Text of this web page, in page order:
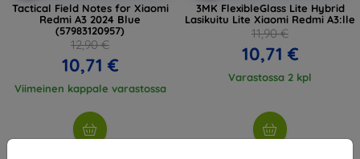
Tactical Field Notes for Xiaomi
Redmi A3 2024 Blue
(57983120957)
12,90 €
10,71 €
Viimeinen kappale varastossa
3MK FlexibleGlass Lite Hybrid
Lasikuitu Lite Xiaomi Redmi A3:lle
11,90 €
10,71 €
Varastossa 2 kpl